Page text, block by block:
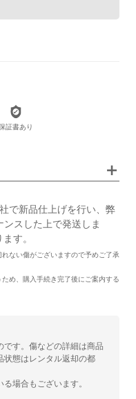
証書あり
で新品仕上げを行い、弊
スした上で発送しま
す。
ない傷がございますので予めご了承
め、購入手続き完了後にご案内する
です。傷などの詳細は商品
状態はレンタル返却の都
場合もございます。